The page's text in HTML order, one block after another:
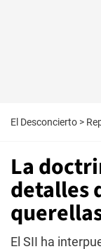
El Desconcierto >
La
detalles
El SII ha